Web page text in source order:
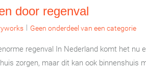
door regenval
| Geen onderdeel van een categorie
regenval In Nederland komt het
zorgen, maar dit kan ook binnenshuis